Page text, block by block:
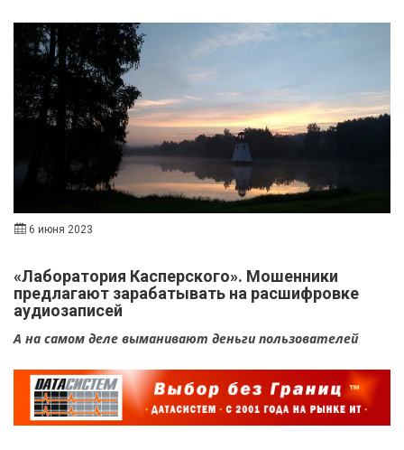
6 июня 2023
«Лаборатория Касперского». Мошенники
предлагают зарабатывать на расшифровке
аудиозаписей
А на самом деле выманивают деньги пользователей